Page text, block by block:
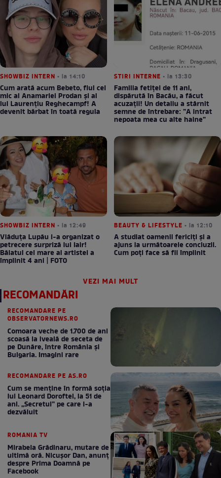
SHOWBIZ INTERN • la 14:10
Cum arată acum Bebeto, fiul cel
mic al Anamariei Prodan și al
lui Laurențiu Reghecampf! A
devenit bărbat în toată regula
STIRI INTERNE • la 13:30
Familia fetiței de 11 ani,
dispărută în Bacău, a făcut
acuzații! Un detaliu a stârnit
semne de întrebare: ”A intrat
nepoata mea cu alte haine”
SHOWBIZ INTERN • la 12:49
Vlăduța Lupău i-a organizat o
petrecere surpriză lui Iair!
Băiatul cel mare al artistei a
împlinit 4 ani | FOTO
BEAUTY & LIFESTYLE • la 12:10
A studiat oamenii fericiți și a
ajuns la următoarele concluzii.
Cum poți face să fii împlinit
VEZI MAI MULT
RECOMANDĂRI
RECOMANDARE PE
OBSERVATORNEWS.RO
Comoara veche de 1.700 de ani
scoasă la iveală de seceta de
pe Dunăre, între România şi
Bulgaria. Imagini rare
RECOMANDARE PE AS.RO
Cum se menţine în formă soţia
lui Leonard Doroftei, la 51 de
ani. „Secretul” pe care l-a
dezvăluit
ROMANIA TV
Mirabela Grădinaru, mutare de
ultimă oră. Nicuşor Dan, anunţ
despre Prima Doamnă pe
Facebook